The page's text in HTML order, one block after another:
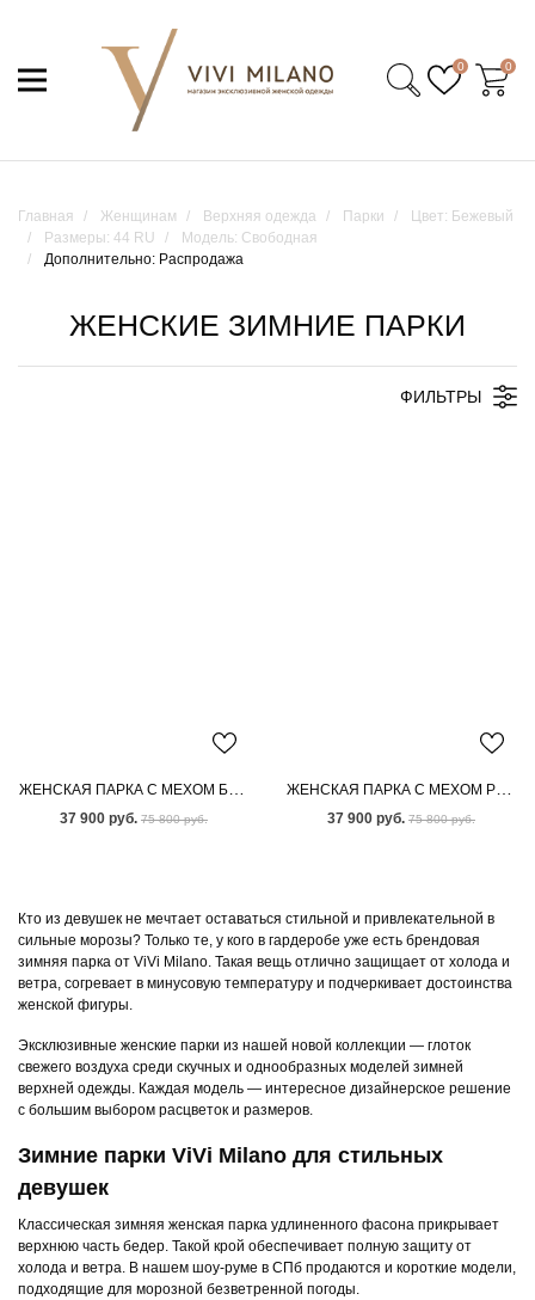
0 0
Главная Женщинам Верхняя одежда Парки
Цвет: Бежевый
Размеры: 44 RU
Модель: Свободная
Дополнительно: Распродажа
ЖЕНСКИЕ ЗИМНИЕ ПАРКИ
ФИЛЬТРЫ
ЖЕНСКАЯ ПАРКА С МЕХОМ БЕНГАЛЬСКОЙ ЛИСЫ
37 900 руб. 75 800 руб.
ЖЕНСКАЯ ПАРКА С МЕХОМ РЫЖЕЙ ЛИСЫ
37 900 руб. 75 800 руб.
Кто из девушек не мечтает оставаться стильной и привлекательной в
сильные морозы? Только те, у кого в гардеробе уже есть брендовая
зимняя парка от ViVi Milano. Такая вещь отлично защищает от холода и
ветра, согревает в минусовую температуру и подчеркивает достоинства
женской фигуры.
Эксклюзивные женские парки из нашей новой коллекции — глоток
свежего воздуха среди скучных и однообразных моделей зимней
верхней одежды. Каждая модель — интересное дизайнерское решение
с большим выбором расцветок и размеров.
Зимние парки ViVi Milano для стильных
девушек
Классическая зимняя женская парка удлиненного фасона прикрывает
верхнюю часть бедер. Такой крой обеспечивает полную защиту от
холода и ветра. В нашем шоу-руме в СПб продаются и короткие модели,
подходящие для морозной безветренной погоды.